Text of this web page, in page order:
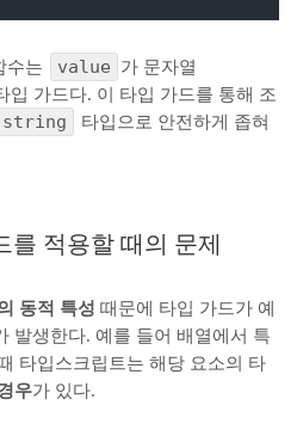
수는 value
가 문자열
입 가드다. 이 타입 가드를 통해 조
string
타입으로 안전하게 좁혀
를 적용할 때의 문제
동적 특성 때문에 타입 가드가 예
발생한다. 예를 들어 배열에서 특
타입스크립트는 해당 요소의 타
우가 있다.